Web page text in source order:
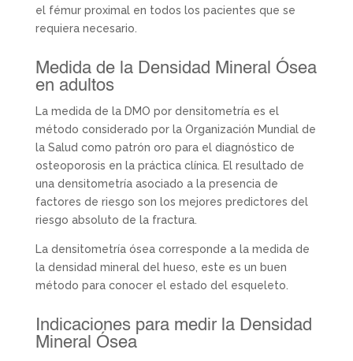
el fémur proximal en todos los pacientes que se
requiera necesario.
Medida de la Densidad Mineral Ósea
en adultos
La medida de la DMO por densitometría es el
método considerado por la Organización Mundial de
la Salud como patrón oro para el diagnóstico de
osteoporosis en la práctica clínica. El resultado de
una densitometría asociado a la presencia de
factores de riesgo son los mejores predictores del
riesgo absoluto de la fractura.
La densitometría ósea corresponde a la medida de
la densidad mineral del hueso, este es un buen
método para conocer el estado del esqueleto.
Indicaciones para medir la Densidad
Mineral Ósea